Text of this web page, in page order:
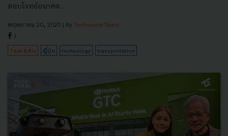
ตอบโจทย์อนาคต...
พฤษภาคม 20, 2025 | By Techsauce Team
7
Tech & Biz ญี่ปุ่น technology transportation